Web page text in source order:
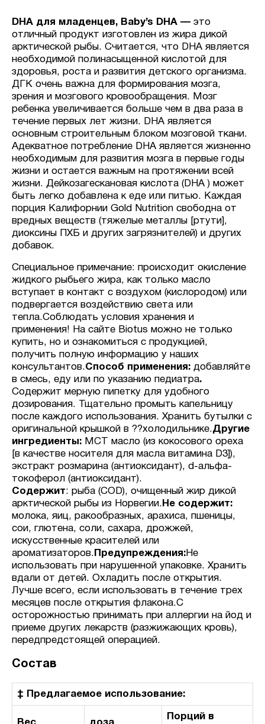
DHA для младенцев, Baby’s DHA — это
отличный продукт изготовлен из жира дикой
арктической рыбы. Считается, что DHA является
необходимой полинасыщенной кислотой для
здоровья, роста и развития детского организма.
ДГК очень важна для формирования мозга,
зрения и мозгового кровообращения. Мозг
ребенка увеличивается больше чем в два раза в
течение первых лет жизни. DHA является
основным строительным блоком мозговой ткани.
Адекватное потребление DHA является жизненно
необходимым для развития мозга в первые годы
жизни и остается важным на протяжении всей
жизни. Дейкозагескановая кислота (DHA ) может
быть легко добавлена к еде или питью. Каждая
порция Калифорнии Gold Nutrition свободна от
вредных веществ (тяжелые металлы [ртути],
диоксины ПХБ и других загрязнителей) и других
добавок.
Специальное примечание: происходит окисление
жидкого рыбьего жира, как только масло
вступает в контакт с воздухом (кислородом) или
подвергается воздействию света или
тепла.Соблюдать условия хранения и
применения! На сайте Biotus можно не только
купить, но и ознакомиться с продукцией,
получить полную информацию у наших
консультантов.Способ применения: добавляйте
в смесь, еду или по указанию педиатра.
Содержит мерную пипетку для удобного
дозирования. Тщательно промыть капельницу
после каждого использования. Хранить бутылки с
оригинальной крышкой в ??холодильнике.Другие
ингредиенты: MCT масло (из кокосового ореха
[в качестве носителя для масла витамина D3]),
экстракт розмарина (антиоксидант), d-альфа-
токоферол (антиоксидант).
Содержит: рыба (COD), очищенный жир дикой
арктической рыбы из Норвегии. Не содержит:
молока, яиц, ракообразных, арахиса, пшеницы,
сои, глютена, соли, сахара, дрожжей,
искусственные красителей или
ароматизаторов. Предупреждения: Не
использовать при нарушенной упаковке. Хранить
вдали от детей. Охладить после открытия.
Лучше всего, если использовать в течение трех
месяцев после открытия флакона.С
осторожностью принимать при аллергии на йод и
приеме других лекарств (разжижающих кровь),
передпредстоящей операцией.
Состав
‡ Предлагаемое использование:
Вес доза
Порций в